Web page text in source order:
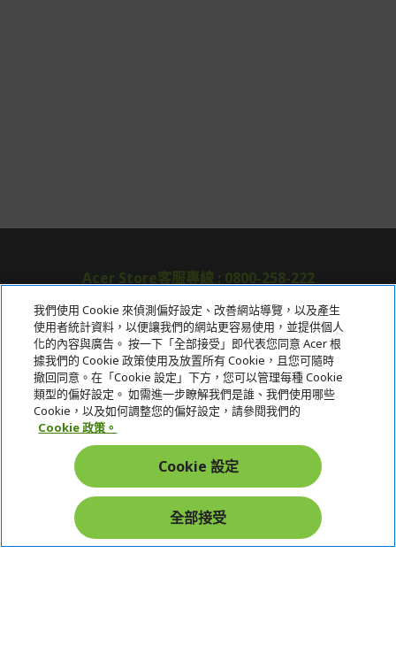
Acer Store客服專線 : 0800-258-222
關於宏碁
服務
宏碁網路商城
在社群上追蹤 Acer
我們使用 Cookie 來偵測偏好設定、改善網站導覽，以及產生
使用者統計資料，以便讓我們的網站更容易使用，並提供個人
化的內容與廣告。 按一下「全部接受」即代表您同意 Acer 根
據我們的 Cookie 政策使用及放置所有 Cookie，且您可隨時
撤回同意。在「Cookie 設定」下方，您可以管理每種 Cookie
類型的偏好設定。 如需進一步瞭解我們是誰、我們使用哪些
Cookie，以及如何調整您的偏好設定，請參閱我們的
Cookie 政策。
Cookie 設定
全部接受